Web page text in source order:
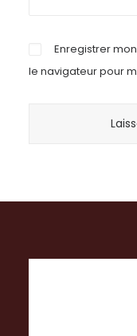
Enregistrer
le navigateur pour